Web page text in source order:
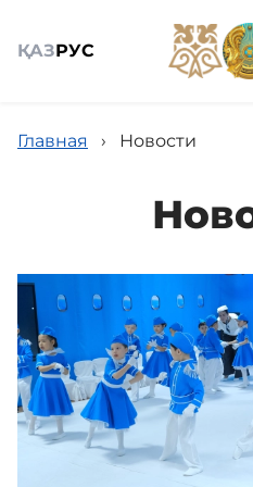
ҚАЗРУС
Детские сады
Вирутальный
Научно-практический
Главная › Новости